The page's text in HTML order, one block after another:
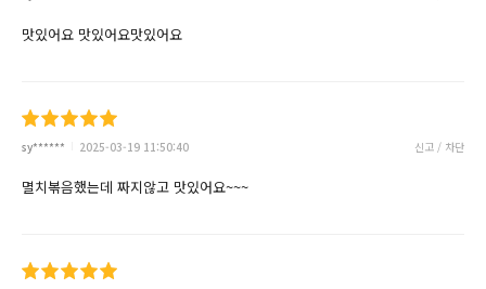
맛있어요 맛있어요맛있어요
sy****** 2025-03-19 11:50:40 신고 / 차단
멸치볶음했는데 짜지않고 맛있어요~~~